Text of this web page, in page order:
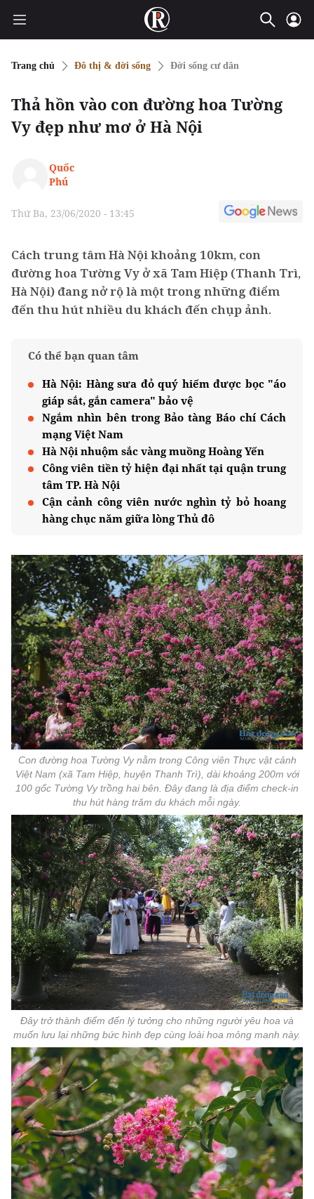
Trang chủ Đô thị & đời sống Đời sống cư dân
Thả hồn vào con đường hoa Tường
Vy đẹp như mơ ở Hà Nội
Quốc
Phú
Thứ Ba, 23/06/2020 - 13:45
Cách trung tâm Hà Nội khoảng 10km, con
đường hoa Tường Vy ở xã Tam Hiệp (Thanh Trì,
Hà Nội) đang nở rộ là một trong những điểm
đến thu hút nhiều du khách đến chụp ảnh.
Có thể bạn quan tâm
Hà Nội: Hàng sưa đỏ quý hiếm được bọc "áo
giáp sắt, gắn camera" bảo vệ
Ngắm nhìn bên trong Bảo tàng Báo chí Cách
mạng Việt Nam
Hà Nội nhuộm sắc vàng muồng Hoàng Yến
Công viên tiền tỷ hiện đại nhất tại quận trung
tâm TP. Hà Nội
Cận cảnh công viên nước nghìn tỷ bỏ hoang
hàng chục năm giữa lòng Thủ đô
Con đường hoa Tường Vy nằm trong Công viên Thực vật cảnh
Việt Nam (xã Tam Hiệp, huyện Thanh Trì), dài khoảng 200m với
100 gốc Tường Vy trồng hai bên. Đây đang là địa điểm check-in
thu hút hàng trăm du khách mỗi ngày.
Đây trở thành điểm đến lý tưởng cho những người yêu hoa và
muốn lưu lại những bức hình đẹp cùng loài hoa mỏng manh này.